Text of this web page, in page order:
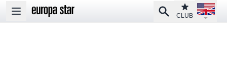
Open main menu
SearchClub
CLUB
Open